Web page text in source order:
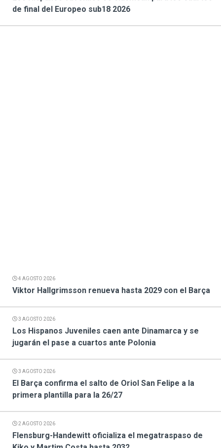
de final del Europeo sub18 2026
4 AGOSTO 2026
Viktor Hallgrimsson renueva hasta 2029 con el Barça
3 AGOSTO 2026
Los Hispanos Juveniles caen ante Dinamarca y se
jugarán el pase a cuartos ante Polonia
3 AGOSTO 2026
El Barça confirma el salto de Oriol San Felipe a la
primera plantilla para la 26/27
2 AGOSTO 2026
Flensburg-Handewitt oficializa el megatraspaso de